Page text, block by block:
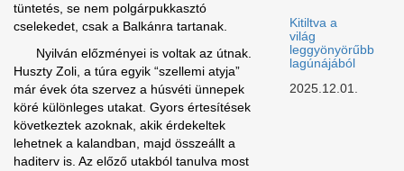
tüntetés, se nem polgárpukkasztó
cselekedet, csak a Balkánra tartanak.
Nyilván előzményei is voltak az útnak.
Huszty Zoli, a túra egyik “szellemi atyja”
már évek óta szervez a húsvéti ünnepek
köré különleges utakat. Gyors értesítések
következtek azoknak, akik érdekeltek
lehetnek a kalandban, majd összeállt a
haditerv is. Az előző utakból tanulva most
Kitiltva a
világ
leggyönyörűbb
lagúnájából
2025.12.01.